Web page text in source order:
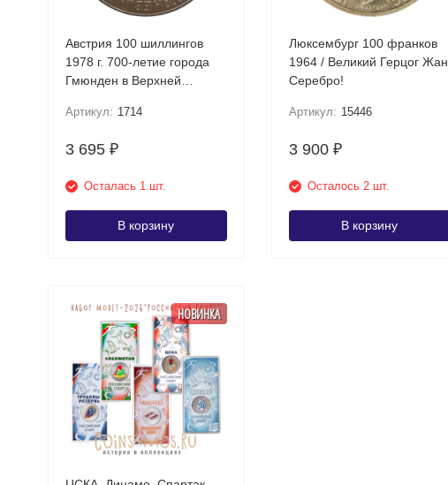
Австрия 100 шиллингов
1978 г. 700-летие города
Гмюнден в Верхней
Артикул: 1714
3 695 ₽
Осталась 1 шт.
В корзину
Люксембург 100 франков
1964 / Великий Герцог Жан
Серебро!
Артикул: 15446
3 900 ₽
Осталось 2 шт.
В корзину
НОВИНКА